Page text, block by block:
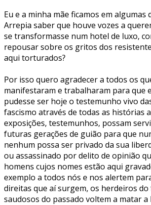
Eu e a minha mãe ficamos em algumas
Arrepia saber que houve vozes a
se transformasse num hotel de luxo,
repousar sobre os gritos dos
aqui torturados?
Por isso quero agradecer a todos os
manifestaram e trabalharam para que
pudesse ser hoje o testemunho vivo
fascismo através de todas as histórias
exposições, testemunhos, possam
futuras gerações de guião para que
nenhum possa ser privado da sua
ou assassinado por delito de opinião
homens cujos nomes estão aqui
exemplo a todos nós e nos alertem
direitas que aí surgem, os herdeiros do
saudosos do passado voltem a matar a